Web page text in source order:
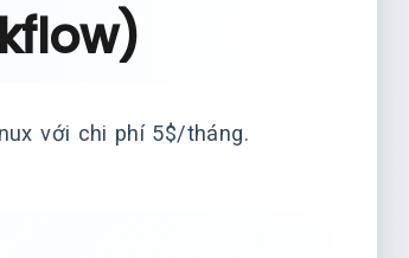
với chi phí 5$/tháng.